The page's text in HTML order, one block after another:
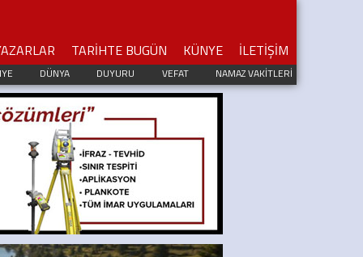
TARİHTE BUGÜN KÜNYE İLETİŞİM
DÜNYA DUYURU VEFAT NAMAZ VAKİTLERİ